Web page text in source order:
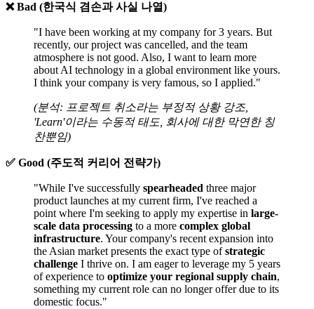
❌ Bad (한국식 겸손과 사실 나열)
"I have been working at my company for 3 years. But
recently, our project was cancelled, and the team
atmosphere is not good. Also, I want to learn more
about AI technology in a global environment like yours.
I think your company is very famous, so I applied."
(분석: 프로젝트 취소라는 부정적 상황 강조,
'Learn'이라는 수동적 태도, 회사에 대한 막연한 칭
찬뿐임)
✅ Good (주도적 커리어 전략가)
"While I've successfully ​ spearheaded three major
product launches at my current firm, I've reached a
point where I'm seeking to apply my expertise in ​ large-
scale data processing to a more ​ complex global
infrastructure. Your company's recent expansion into
the Asian market presents the exact type of ​strategic
challenge I thrive on. I am eager to leverage my 5 years
of experience to ​ optimize your regional supply chain,
something my current role can no longer offer due to its
domestic focus."